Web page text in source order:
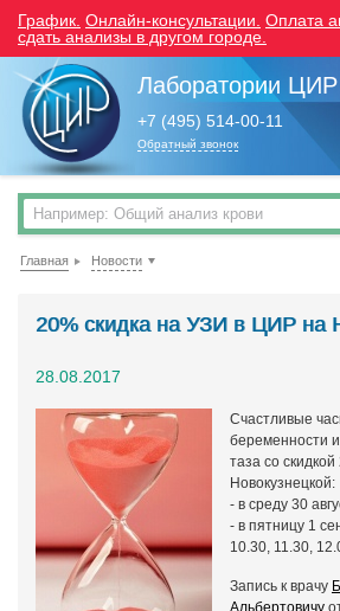
График. Онлайн-консультации. Оплата
сдать анализы в другом городе.
Лаборатории ЦИР
+7 (495) 514-00-11
Обратный звонок
Главная Новости
20% скидка на УЗИ в ЦИР на
28.08.2017
Счастливые
беременности
таза со
Новокузнецкой:
- в среду 30
- в пятницу 1
10.30, 11.30,
Запись к врачу
Альбертовичу